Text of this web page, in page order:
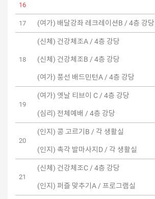
16
17 (여가) 배달강좌 레크레이션B / 4층 강당
18
(신체) 건강체조A / 4층 강당
(신체) 건강체조B / 4층 강당
(여가) 풍선 배드민턴A / 4층 강당
19
(여가) 옛날 티브이 C / 4층 강당
(심리) 전체예배 / 4층 강당
20
(인지) 콩 고르기B / 각 생활실
(인지) 촉각 발마사지D / 각 생활실
21
(신체) 건강체조C / 4층 강당
(인지) 퍼즐 맞추기A / 프로그램실